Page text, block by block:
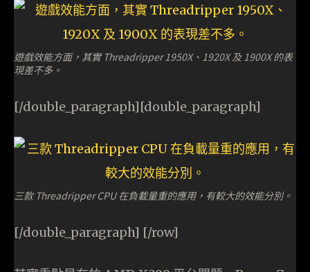
遊戲效能方面，其實 Threadripper 1950X、1920X 及 1900X 的表
現差不多。
[/double_paragraph][double_paragraph]
三款 Threadripper CPU 在負載量重的應用，有較大的效能分別。
[/double_paragraph] [/row]